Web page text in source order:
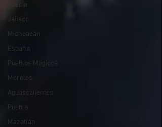
Suecia
Jalisco
Michoacán
España
Pueblos Mágicos
Morelos
Aguascalientes
Puebla
Mazatlán